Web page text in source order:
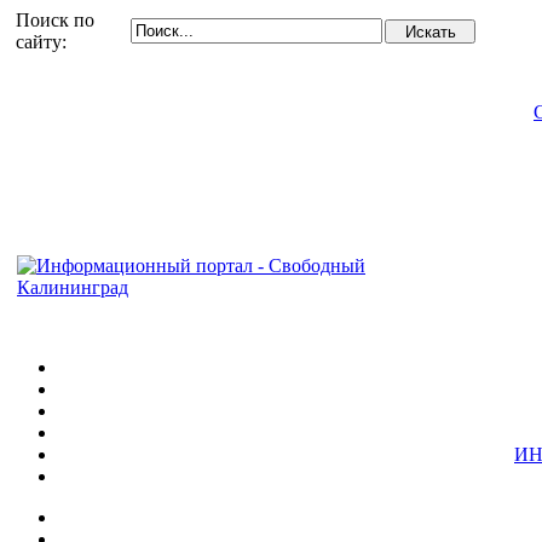
Поиск по
сайту: